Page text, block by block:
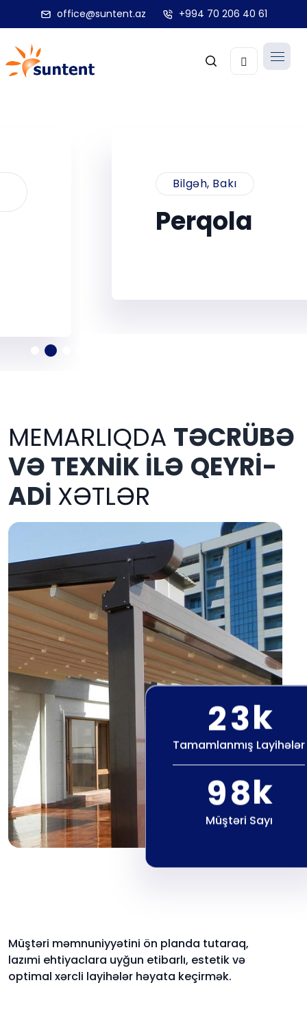
office@suntent.az +994 70 206 40 61
Bilgəh, Bakı
Perqola
MEMARLIQDA TƏCRÜBƏ
VƏ TEXNİK İLƏ QEYRİ-
ADİ XƏTLƏR
23k
Tamamlanmış Layihələr
98k
Müştəri Sayı
Müştəri məmnuniyyətini ön planda tutaraq,
lazımi ehtiyaclara uyğun etibarlı, estetik və
optimal xərcli layihələr həyata keçirmək.